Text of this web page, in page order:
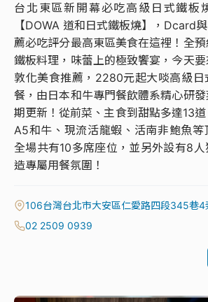
台北東區新開幕必吃高級日式鐵板
【DOWA 道和日式鐵板燒】，Dcard
薦必吃評分最高東區美食在這裡！全預
鐵板料理，味蕾上的極致饗宴，今天
敦化美食推薦，2280元起大啖高級日
餐，由日本和牛專門餐飲體系精心研
期更新！從前菜、主食到甜點多達13
A5和牛、現流活龍蝦、活南非鮑魚等
全場共有10多席座位，並另外設有8人
造專屬用餐氛圍！
106台灣台北市大安區仁愛路四段345巷4
02 2509 0939